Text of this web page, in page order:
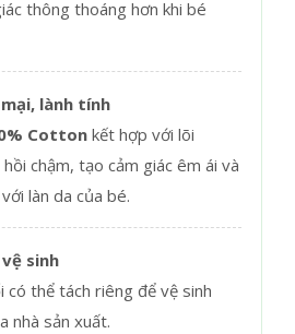
thông thoáng hơn khi bé
lành tính
Cotton kết hợp với lõi
chậm, tạo cảm giác êm ái và
làn da của bé.
sinh
có thể tách riêng để vệ sinh
nhà sản xuất.